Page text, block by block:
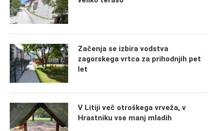
Začenja se izbira vodstva
zagorskega vrtca za prihodnjih pet
let
V Litiji več otroškega vrveža, v
Hrastniku vse manj mladih